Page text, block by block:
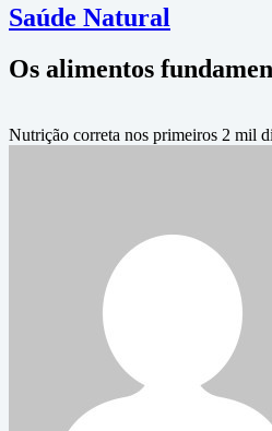
Saúde Natural
Os alimentos
Nutrição correta nos primeiros 2 mil